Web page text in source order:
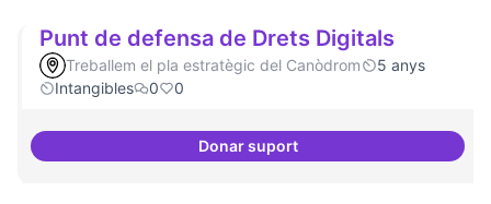
Punt de defensa de Drets Digitals
Treballem el pla estratègic del Canòdrom
5 anys
Intangibles
0 0
Donar suportPunt de defensa de Drets